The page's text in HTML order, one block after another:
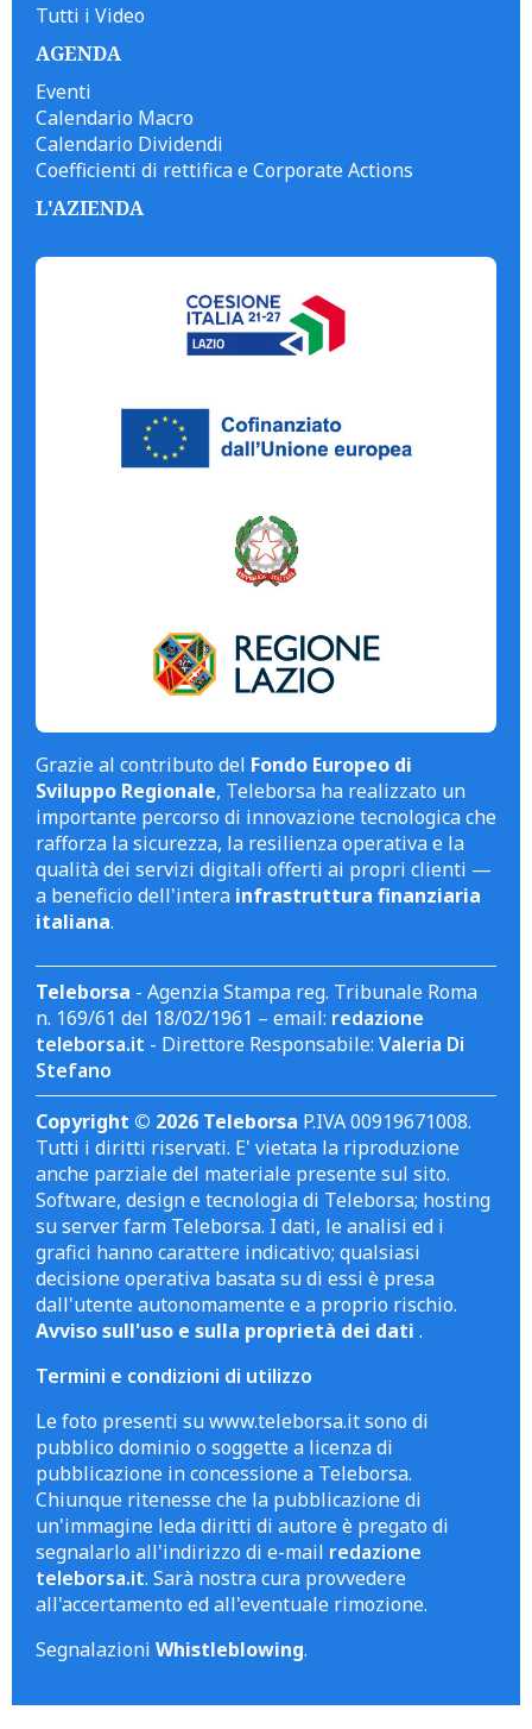
Tutti i Video
AGENDA
Eventi
Calendario Macro
Calendario Dividendi
Coefficienti di rettifica e Corporate Actions
L'AZIENDA
Grazie al contributo del Fondo Europeo di
Sviluppo Regionale, Teleborsa ha realizzato un
importante percorso di innovazione tecnologica che
rafforza la sicurezza, la resilienza operativa e la
qualità dei servizi digitali offerti ai propri clienti —
a beneficio dell'intera infrastruttura finanziaria
italiana.
Teleborsa - Agenzia Stampa reg. Tribunale Roma
n. 169/61 del 18/02/1961 – email: redazione
teleborsa.it - Direttore Responsabile: Valeria Di
Stefano
Copyright © 2026 Teleborsa P.IVA 00919671008.
Tutti i diritti riservati. E' vietata la riproduzione
anche parziale del materiale presente sul sito.
Software, design e tecnologia di Teleborsa; hosting
su server farm Teleborsa. I dati, le analisi ed i
grafici hanno carattere indicativo; qualsiasi
decisione operativa basata su di essi è presa
dall'utente autonomamente e a proprio rischio.
Avviso sull'uso e sulla proprietà dei dati .
Termini e condizioni di utilizzo
Le foto presenti su www.teleborsa.it sono di
pubblico dominio o soggette a licenza di
pubblicazione in concessione a Teleborsa.
Chiunque ritenesse che la pubblicazione di
un'immagine leda diritti di autore è pregato di
segnalarlo all'indirizzo di e-mail redazione
teleborsa.it. Sarà nostra cura provvedere
all'accertamento ed all'eventuale rimozione.
Segnalazioni Whistleblowing.